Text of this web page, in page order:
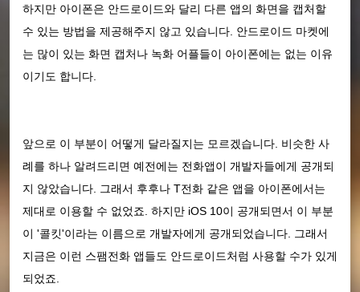
하지만 아이폰은 안드로이드와 달리 다른 앱의 화면을 캡처할
수 있는 방법을 제공해주지 않고 있습니다. 안드로이드 마켓에
는 많이 있는 화면 캡처나 녹화 어플들이 아이폰에는 없는 이유
이기도 합니다.
앞으로 이 부분이 어떻게 달라질지는 모르겠습니다. 비슷한 사
례를 하나 알려드리면 예전에는 전화앱이 개발자들에게 공개되
지 않았습니다. 그래서 후후나 T전화 같은 앱을 아이폰에서는
제대로 이용할 수 없었죠. 하지만 iOS 10이 공개되면서 이 부분
이 '콜킷'이라는 이름으로 개발자에게 공개되었습니다. 그래서
지금은 이런 스팸전화 앱들도 안드로이드처럼 사용할 수가 있게
되었죠.